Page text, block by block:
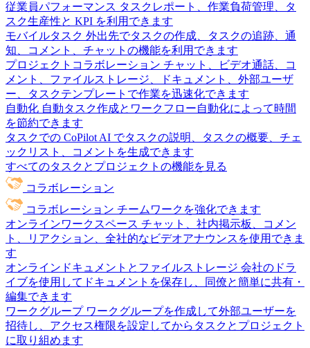
従業員パフォーマンス タスクレポート、作業負荷管理、タ
スク生産性と KPI を利用できます
モバイルタスク 外出先でタスクの作成、タスクの追跡、通
知、コメント、チャットの機能を利用できます
プロジェクトコラボレーション チャット、ビデオ通話、コ
メント、ファイルストレージ、ドキュメント、外部ユーザ
ー、タスクテンプレートで作業を迅速化できます
自動化 自動タスク作成とワークフロー自動化によって時間
を節約できます
タスクでの CoPilot AI でタスクの説明、タスクの概要、チェ
ックリスト、コメントを生成できます
すべてのタスクとプロジェクトの機能を見る
コラボレーション
コラボレーション チームワークを強化できます
オンラインワークスペース チャット、社内掲示板、コメン
ト、リアクション、全社的なビデオアナウンスを使用できま
す
オンラインドキュメントとファイルストレージ 会社のドラ
イブを使用してドキュメントを保存し、同僚と簡単に共有・
編集できます
ワークグループ ワークグループを作成して外部ユーザーを
招待し、アクセス権限を設定してからタスクとプロジェクト
に取り組めます